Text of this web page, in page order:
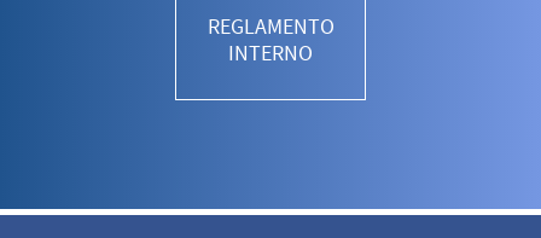
REGLAMENTO
INTERNO